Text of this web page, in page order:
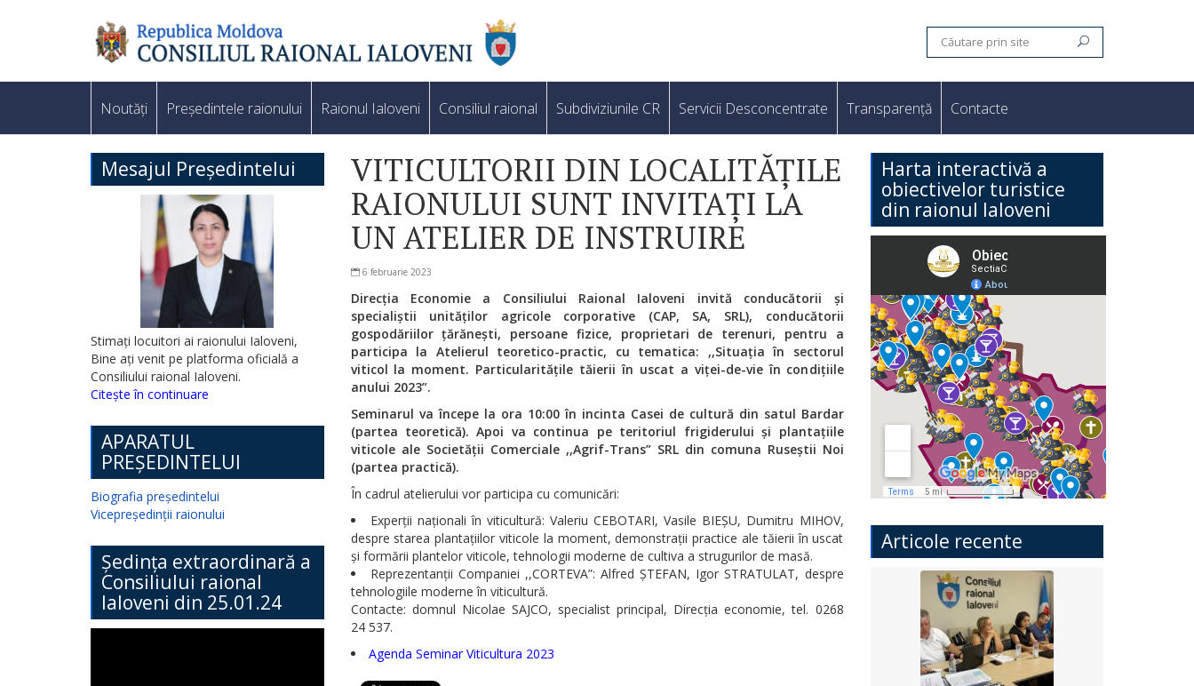
Noutăți Președintele raionului Raionul Ialoveni Consiliul raional Subdiviziunile CR Servicii Desconcentrate Transparență Contacte
Mesajul Președintelui
Stimați locuitori ai raionului Ialoveni,
Bine ați venit pe platforma oficială a
Consiliului raional Ialoveni.
Citește în continuare
APARATUL
PREȘEDINTELUI
Biografia președintelui
Vicepreședinții raionului
Ședința extraordinară a
Consiliului raional
Ialoveni din 25.01.24
VITICULTORII DIN LOCALITĂȚILE
RAIONULUI SUNT INVITAȚI LA
UN ATELIER DE INSTRUIRE
6 februarie 2023
Direcția Economie a Consiliului Raional Ialoveni invită conducătorii și
specialiștii unităților agricole corporative (CAP, SA, SRL), conducătorii
gospodăriilor țărănești, persoane fizice, proprietari de terenuri, pentru a
participa la Atelierul teoretico-practic, cu tematica: ,,Situația în sectorul
viticol la moment. Particularitățile tăierii în uscat a viței-de-vie în condițiile
anului 2023”.
Seminarul va începe la ora 10:00 în incinta Casei de cultură din satul Bardar
(partea teoretică). Apoi va continua pe teritoriul frigiderului și plantațiile
viticole ale Societății Comerciale ,,Agrif-Trans” SRL din comuna Ruseștii Noi
(partea practică).
În cadrul atelierului vor participa cu comunicări:
Experții naționali în viticultură: Valeriu CEBOTARI, Vasile BIEȘU, Dumitru MIHOV,
despre starea plantațiilor viticole la moment, demonstrații practice ale tăierii în uscat
și formării plantelor viticole, tehnologii moderne de cultiva a strugurilor de masă.
Reprezentanții Companiei ,,CORTEVA”: Alfred ȘTEFAN, Igor STRATULAT, despre
tehnologiile moderne în viticultură.
Contacte: domnul Nicolae SAJCO, specialist principal, Direcția economie, tel. 0268
24 537.
Agenda Seminar Viticultura 2023
Harta interactivă a
obiectivelor turistice
din raionul Ialoveni
Articole recente